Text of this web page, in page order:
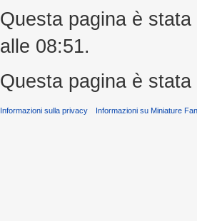
Questa pagina è
alle 08:51.
Questa pagina è
Informazioni sulla privacy Informazioni su Miniature